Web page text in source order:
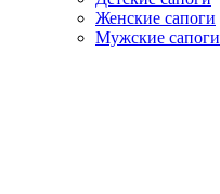
Женские сапоги
Мужские сапоги